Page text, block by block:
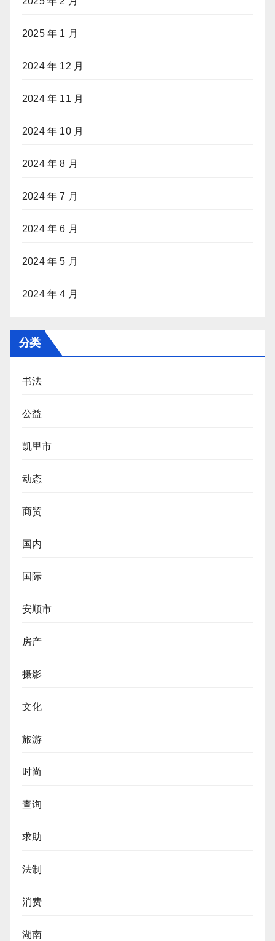
2025 年 1 月
2024 年 12 月
2024 年 11 月
2024 年 10 月
2024 年 8 月
2024 年 7 月
2024 年 6 月
2024 年 5 月
2024 年 4 月
分类
书法
公益
凯里市
动态
商贸
国内
国际
安顺市
房产
摄影
文化
旅游
时尚
查询
求助
法制
消费
湖南